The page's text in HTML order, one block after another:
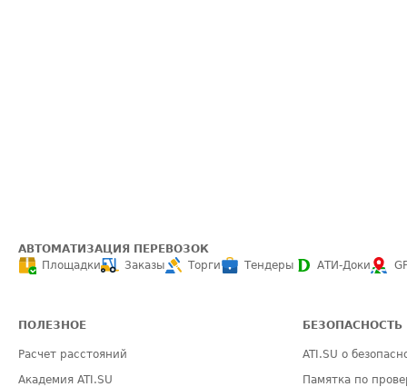
АВТОМАТИЗАЦИЯ ПЕРЕВОЗОК
Площадки
Заказы Торги Тендеры АТИ-Доки
ПОЛЕЗНОЕ
Расчет расстояний
Академия ATI.SU
БЕЗОПАСНОСТЬ
ATI.SU о
Памятка по